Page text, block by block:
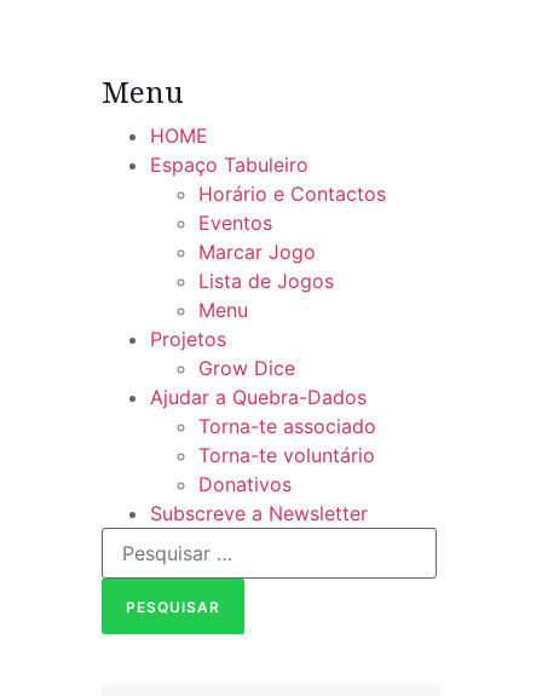
Menu
HOME
Espaço Tabuleiro
Horário e Contactos
Eventos
Marcar Jogo
Lista de Jogos
Menu
Projetos
Grow Dice
Ajudar a Quebra-Dados
Torna-te associado
Torna-te voluntário
Donativos
Subscreve a Newsletter